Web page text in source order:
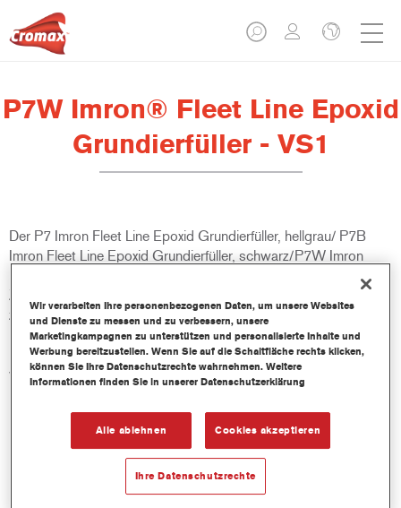
P7W Imron® Fleet Line Epoxid
Grundierfüller - VS1
Der P7 Imron Fleet Line Epoxid Grundierfüller, hellgrau/ P7B
Imron Fleet Line Epoxid Grundierfüller, schwarz/P7W Imron
Zweikomponenten-Epoxidgrundierung. Er bietet einen
zuverlässigen Korrosionsschutz und eine ausgezeichnete
Beständigkeit gegen Feuchtigkeit und Chemikalien. Der Imron
Fleet Line Epoxid Grundierfüller eignet sich für viele
verschiedene Untergründe.
Gute Fülleigenschaften, ausgezeichnetes Einschmelzen des
Sprühnebels und guter Decklackstand.
Trägt zur Produktivitätssteigerung bei.
Wir verarbeiten Ihre personenbezogenen Daten, um unsere Websites
und Dienste zu messen und zu verbessern, unsere
Marketingkampagnen zu unterstützen und personalisierte Inhalte und
Werbung bereitzustellen. Wenn Sie auf die Schaltfläche rechts klicken,
können Sie Ihre Datenschutzrechte wahrnehmen. Weitere
Informationen finden Sie in unserer Datenschutzerklärung
Alle ablehnen Cookies akzeptieren
Ihre Datenschutzrechte